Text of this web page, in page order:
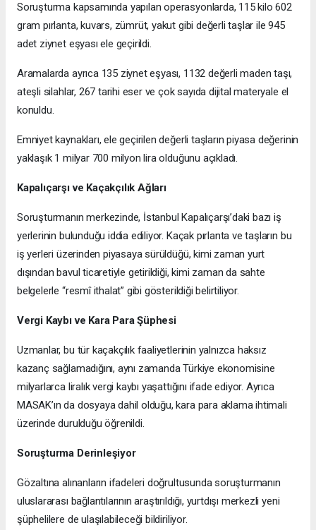
Soruşturma kapsamında yapılan operasyonlarda, 115 kilo 602
gram pırlanta, kuvars, zümrüt, yakut gibi değerli taşlar ile 945
adet ziynet eşyası ele geçirildi.
Aramalarda ayrıca 135 ziynet eşyası, 1132 değerli maden taşı,
ateşli silahlar, 267 tarihi eser ve çok sayıda dijital materyale el
konuldu.
Emniyet kaynakları, ele geçirilen değerli taşların piyasa değerinin
yaklaşık 1 milyar 700 milyon lira olduğunu açıkladı.
Kapalıçarşı ve Kaçakçılık Ağları
Soruşturmanın merkezinde, İstanbul Kapalıçarşı’daki bazı iş
yerlerinin bulunduğu iddia ediliyor. Kaçak pırlanta ve taşların bu
iş yerleri üzerinden piyasaya sürüldüğü, kimi zaman yurt
dışından bavul ticaretiyle getirildiği, kimi zaman da sahte
belgelerle “resmî ithalat” gibi gösterildiği belirtiliyor.
Vergi Kaybı ve Kara Para Şüphesi
Uzmanlar, bu tür kaçakçılık faaliyetlerinin yalnızca haksız
kazanç sağlamadığını, aynı zamanda Türkiye ekonomisine
milyarlarca liralık vergi kaybı yaşattığını ifade ediyor. Ayrıca
MASAK’ın da dosyaya dahil olduğu, kara para aklama ihtimali
üzerinde durulduğu öğrenildi.
Soruşturma Derinleşiyor
Gözaltına alınanların ifadeleri doğrultusunda soruşturmanın
uluslararası bağlantılarının araştırıldığı, yurtdışı merkezli yeni
şüphelilere de ulaşılabileceği bildiriliyor.